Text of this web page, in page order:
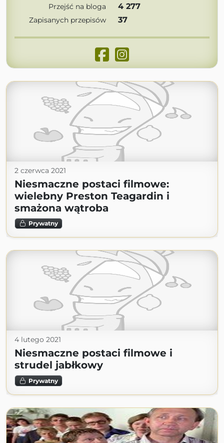
Przejść na bloga 4 277
Zapisanych przepisów 37
2 czerwca 2021
Niesmaczne postaci filmowe:
wielebny Preston Teagardin i
smażona wątroba
Prywatny
4 lutego 2021
Niesmaczne postaci filmowe i
strudel jabłkowy
Prywatny